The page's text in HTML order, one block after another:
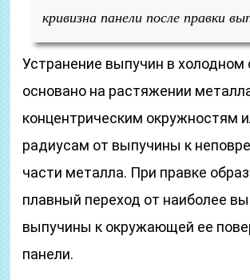
кривизна панели после правки
Устранение выпучин в холодном
основано на растяжении
концентрическим окружностям
радиусам от выпучины к
части металла. При правке
плавный переход от наиболее
выпучины к окружающей ее
панели.